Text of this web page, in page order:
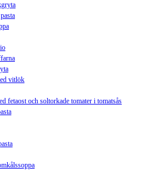
vitlök
fetaost och soltorkade tomater i tomatsås